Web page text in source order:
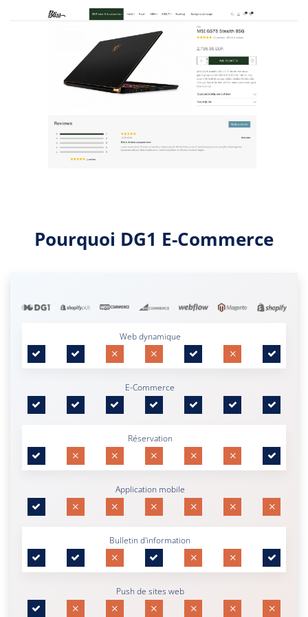
Pourquoi DG1 E-Commerce
Web dynamique
E-Commerce
Réservation
Application mobile
Bulletin d'information
Push de sites web